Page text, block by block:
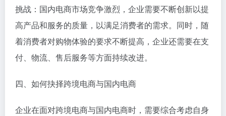
挑战：国内电商市场竞争激烈，企业需要不断创新以提
高产品和服务的质量，以满足消费者的需求。同时，随
着消费者对购物体验的要求不断提高，企业还需要在支
付、物流、售后服务等方面持续改进。
四、如何抉择跨境电商与国内电商
企业在面对跨境电商与国内电商时，需要综合考虑自身